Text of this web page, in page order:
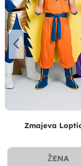
Zmajeva
ŽENA